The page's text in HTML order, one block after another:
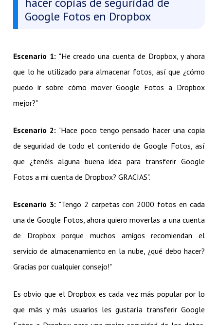
Google Fotos en Dropbox
Escenario 1: "He creado una cuenta de Dropbox, y ahora
que lo he utilizado para almacenar fotos, así que ¿cómo
puedo ir sobre cómo mover Google Fotos a Dropbox
mejor?"
Escenario 2: "Hace poco tengo pensado hacer una copia
de seguridad de todo el contenido de Google Fotos, así
que ¿tenéis alguna buena idea para transferir Google
Fotos a mi cuenta de Dropbox? GRACIAS".
Escenario 3: "Tengo 2 carpetas con 2000 fotos en cada
una de Google Fotos, ahora quiero moverlas a una cuenta
de Dropbox porque muchos amigos recomiendan el
servicio de almacenamiento en la nube, ¿qué debo hacer?
Gracias por cualquier consejo!"
Es obvio que el Dropbox es cada vez más popular por lo
que más y más usuarios les gustaría transferir Google